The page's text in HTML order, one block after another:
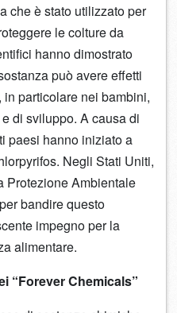
che è stato utilizzato per
le colture da
hanno dimostrato
può avere effetti
particolare nei bambini,
di sviluppo. A causa di
paesi hanno iniziato a
Negli Stati Uniti,
Protezione Ambientale
bandire questo
impegno per la
alimentare.
“Forever Chemicals”